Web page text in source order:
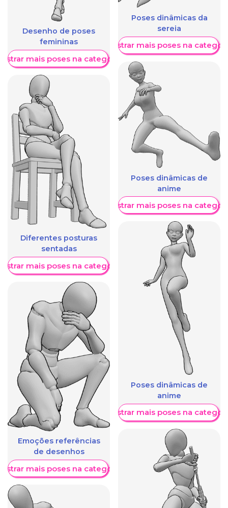
Desenho de poses
femininas
mais poses na categoria
Diferentes posturas
sentadas
mais poses na categoria
Emoções referências
de desenhos
mais poses na categoria
Poses dinâmicas da
sereia
Mostrar mais poses na
Poses dinâmicas de
anime
Mostrar mais poses na
Poses dinâmicas de
anime
Mostrar mais poses na